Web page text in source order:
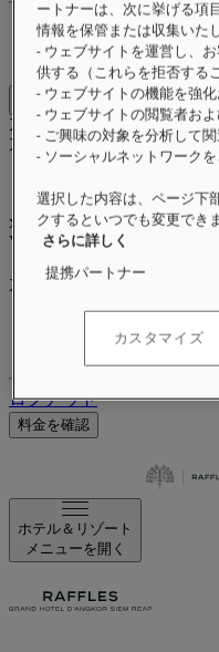
特典とステータス
ポイントを獲得して
Close menu
Xxxx Xxxxxxxxx
XXXXXX X
xxxxxxxx
Valid untilxx/xx/xxxx
リワードポイント
XXXpts
ログアウト
料金を確認
ホテル＆リゾート
メニューを開く
ートナーは、次に挙げる項
情報を保管または収集いた
- ウェブサイトを運営し、
供する（これらを拒否する
- ウェブサイトの機能を強
- ウェブサイトの閲覧者お
- ご興味の対象を分析して
- ソーシャルネットワーク
選択した内容は、ページ下
クするといつでも変更でき
さらに詳しく
提携パートナー
カスタマイズ